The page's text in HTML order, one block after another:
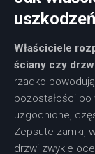
Właściciele
ściany czy
rzadko
pozostałości po
uzgodnione,
Zepsute zamki,
drzwi zwykle